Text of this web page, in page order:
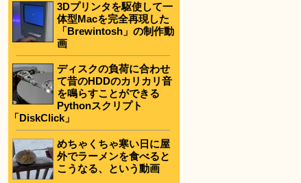
3Dプリンタを駆使して一
体型Macを完全再現した
「Brewintosh」の制作動
画
ディスクの負荷に合わせ
て昔のHDDのカリカリ音
を鳴らすことができる
Pythonスクリプト
「DiskClick」
めちゃくちゃ寒い日に屋
外でラーメンを食べると
こうなる、という動画